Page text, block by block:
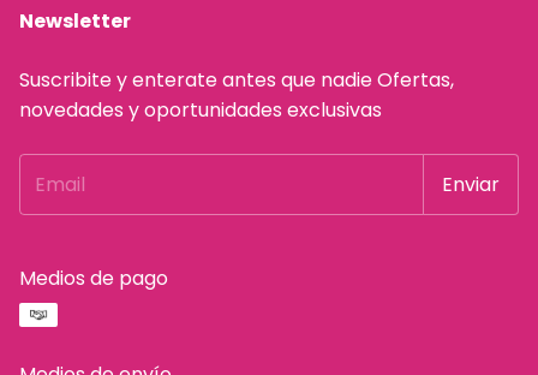
Newsletter
Suscribite y enterate antes que nadie Ofertas,
novedades y oportunidades exclusivas
Medios de pago